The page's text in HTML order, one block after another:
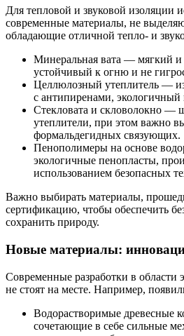
Для тепловой и звуковой изоляции
современные материалы, не
обладающие отличной тепло- и
Минеральная вата — мягкий и
устойчивый к огню и не
Целлюлозный утеплитель —
с антипиренами, экологичный
Стекловата и скловолокно —
утеплители, при этом важно
формальдегидных связующих.
Пенополимеры на основе
экологичные пенопласты,
использованием безопасных
Важно выбирать материалы,
сертификацию, чтобы обеспечить
сохранить природу.
Новые материалы:
Современные разработки в области
не стоят на месте. Например,
Водорастворимые древесные
сочетающие в себе сильные